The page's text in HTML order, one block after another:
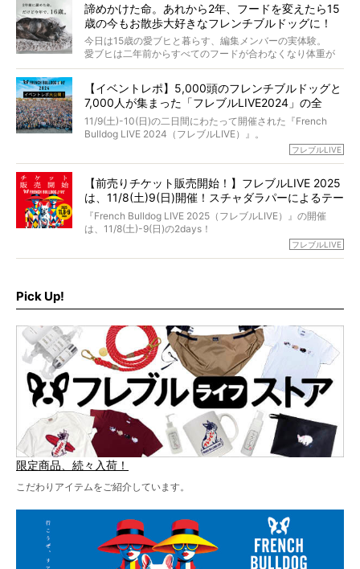
くれる？」
さらには、霊感がない人でも愛犬が成仏したことを知る方
法まで。
お笑い芸人だからこそ暗くなりすぎない、むしろ心がスッ
と軽くなる。
永久保存版のスペシャル対談です！
た。
僧侶としての名は「靖賢（せいけん）」。
当時54歳という年齢にして、なぜ動物専門僧侶という道を
選んだのか。
また、愛犬の旅立ちとどのように向き合うべきなのか。
た。
諦めかけた命。あれから2年、フードを変えたら15
歳の今もお散歩大好きなフレンチブルドッグに！
今日は15歳の愛ブヒと暮らす、編集メンバーの実体験。
愛ブヒは二年前からすべてのフードが合わなくなり体重が
激減。検査をしても異常はなく「年齢のせいですね…」と言
もう諦めるしかないのかな…そんなとき、我が家に届いたの
が「THE fu-do(ザ・フード)」の試食品でした。
そして「THE fu-do(ザ・フード)」を食べつづけて二年、愛
ブヒは15歳になり、今も元気にお散歩をしています。
今回は、二年前の絶望から今までを包み隠さず、時系列で
【イベントレポ】5,000頭のフレンチブルドッグと
7,000人が集まった「フレブルLIVE2024」の全
貌！
11/9(土)-10(日)の二日間にわたって開催された『French
Bulldog LIVE 2024（フレブルLIVE）』。
今年はのべ5,000頭のフレンチブルドッグと7,000人のフレ
day1の司会はフレブルラバーのロッチさん。day2の音楽フ
ェスには世代ど真ん中のPUFFYが出演するなど、例年以上
に豪華なラインナップ。
北は北海道、南は鹿児島県から。全国のフレンチブルドッ
グが一堂に会した「フレブルLIVE2024」の模様を、詳しく
フレブルLIVE
【前売りチケット販売開始！】フレブルLIVE 2025
は、11/8(土)9(日)開催！スチャダラパーによるテー
マソング制作も決定
『French Bulldog LIVE 2025（フレブルLIVE）』の開催
は、11/8(土)-9(日)の2days！
お得な前売りチケット、いよいよ販売スタートです！
ど、内容盛りだくさんでお送りしていますので、最後まで
お見逃しなく！
フレブルLIVE
Pick Up!
限定商品、続々入荷！
こだわりアイテムをご紹介しています。